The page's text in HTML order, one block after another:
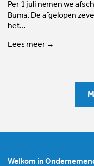
Per 1 juli nemen we
Buma. De afgelopen
het…
Lees meer →
Welkom in